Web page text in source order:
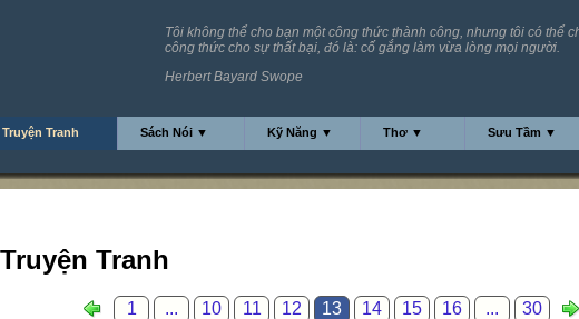
Tôi không thể cho bạn một công thức thành công, nhưng tôi có thể
công thức cho sự thất bại, đó là: cố gắng làm vừa lòng mọi người.
Herbert Bayard Swope
Truyện Tranh Sách Nói ▼ Kỹ Năng ▼ Thơ ▼ Sưu Tầm ▼
Tranh
1 ... 10 11 12 13 14 15 16 ... 30